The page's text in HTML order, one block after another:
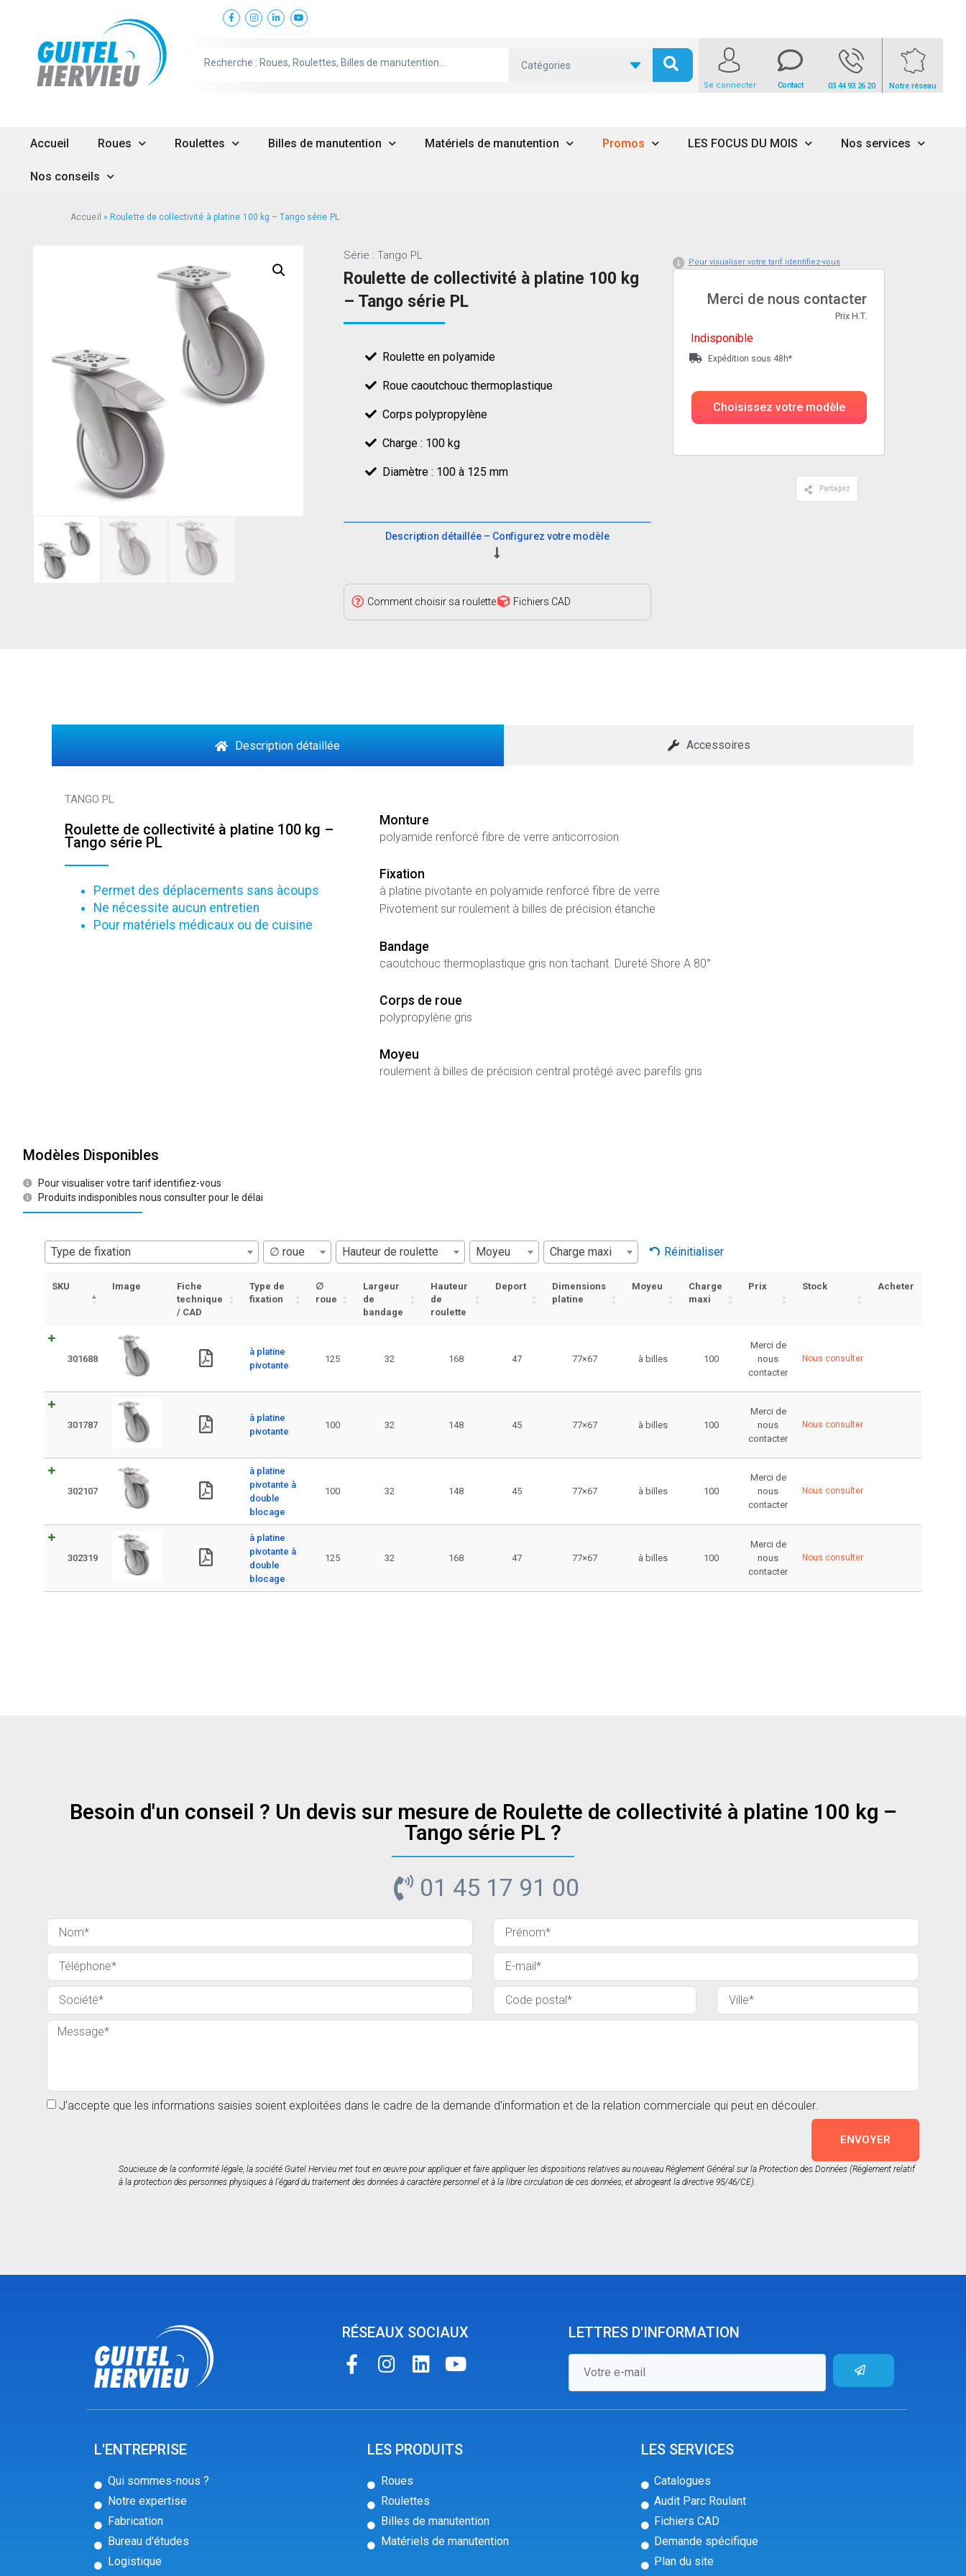
Se connecter Contact 03 44 93 26 20 Notre réseau
Catégories
Accueil Roues Roulettes Billes de manutention Matériels de manutention Promos LES FOCUS DU MOIS Nos services
Nos conseils
Accueil »Roulette de collectivité à platine 100 kg – Tango série PL
Série : Tango PL
Roulette de collectivité à platine 100 kg
– Tango série PL
Roulette en polyamide
Roue caoutchouc thermoplastique
Corps polypropylène
Charge : 100 kg
Diamètre : 100 à 125 mm
Description détaillée – Configurez votre modèle
Comment choisir sa roulette Fichiers CAD
Pour visualiser votre tarif identifiez-vous
Merci de nous contacter
Prix H.T.
Indisponible
Expédition sous 48h*
Choisissez votre modèle
Partagez
Description détaillée Accessoires
TANGO PL
Roulette de collectivité à platine 100 kg –
Tango série PL
Permet des déplacements sans àcoups
Ne nécessite aucun entretien
Pour matériels médicaux ou de cuisine
Monture
polyamide renforcé fibre de verre anticorrosion
Fixation
à platine pivotante en polyamide renforcé fibre de verre
Pivotement sur roulement à billes de précision étanche
Bandage
caoutchouc thermoplastique gris non tachant. Dureté Shore A 80°
Corps de roue
polypropylène gris
Moyeu
roulement à billes de précision central protégé avec parefils gris
Modèles Disponibles
Pour visualiser votre tarif identifiez-vous
Produits indisponibles nous consulter pour le délai
Type de fixation ∅ roue Hauteur de roulette Moyeu Charge maxi Réinitialiser
SKU Image
Fiche
technique
/ CAD
Type de
fixation
∅
roue
Largeur
de
bandage
Hauteur
de
roulette
Deport
Dimensions
platine
Moyeu
Charge
maxi
Prix Stock Acheter
301688
à platine
pivotante
125 32 168 47 77×67 à billes 100
Merci de
nous
contacter
Nous consulter
301787
à platine
pivotante
100 32 148 45 77×67 à billes 100
Merci de
nous
contacter
Nous consulter
302107
à platine
pivotante à
double
blocage
100 32 148 45 77×67 à billes 100
Merci de
nous
contacter
Nous consulter
302319
à platine
pivotante à
double
blocage
125 32 168 47 77×67 à billes 100
Merci de
nous
contacter
Nous consulter
Besoin d'un conseil ? Un devis sur mesure de Roulette de collectivité à platine 100 kg –
Tango série PL ?
01 45 17 91 00
J'accepte que les informations saisies soient exploitées dans le cadre de la demande d'information et de la relation commerciale qui peut en découler.
ENVOYER
Soucieuse de la conformité légale, la société Guitel Hervieu met tout en œuvre pour appliquer et faire appliquer les dispositions relatives au nouveau Règlement Général sur la Protection des Données (Règlement relatif
à la protection des personnes physiques à l’égard du traitement des données à caractère personnel et à la libre circulation de ces données, et abrogeant la directive 95/46/CE).
RÉSEAUX SOCIAUX LETTRES D'INFORMATION
L'ENTREPRISE
Qui sommes-nous ?
Notre expertise
Fabrication
Bureau d'études
Logistique
LES PRODUITS
Roues
Roulettes
Billes de manutention
Matériels de manutention
LES SERVICES
Catalogues
Audit Parc Roulant
Fichiers CAD
Demande spécifique
Plan du site